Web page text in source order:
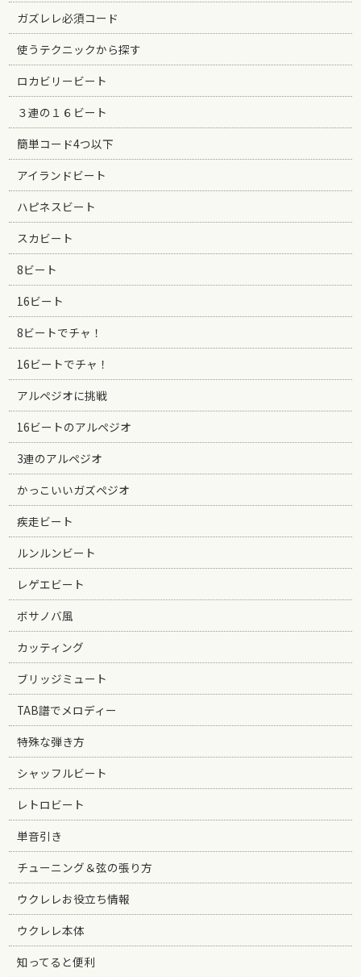
ガズレレ必須コード
使うテクニックから探す
ロカビリービート
３連の１６ビート
簡単コード4つ以下
アイランドビート
ハピネスビート
スカビート
8ビート
16ビート
8ビートでチャ！
16ビートでチャ！
アルペジオに挑戦
16ビートのアルペジオ
3連のアルペジオ
かっこいいガズペジオ
疾走ビート
ルンルンビート
レゲエビート
ボサノバ風
カッティング
ブリッジミュート
TAB譜でメロディー
特殊な弾き方
シャッフルビート
レトロビート
単音引き
チューニング＆弦の張り方
ウクレレお役立ち情報
ウクレレ本体
知ってると便利